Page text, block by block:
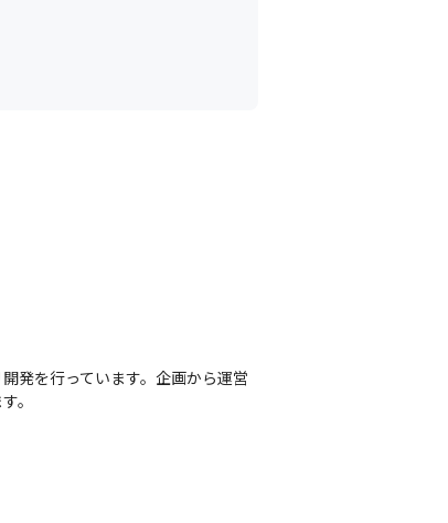
発を行っています。企画から運営
。